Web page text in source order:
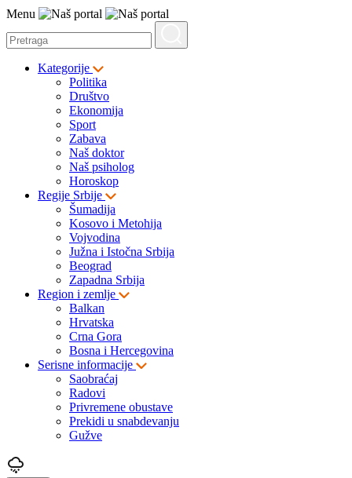
Menu
Kategorije
Politika
Društvo
Ekonomija
Sport
Zabava
Naš doktor
Naš psiholog
Horoskop
Regije Srbije
Šumadija
Kosovo i Metohija
Vojvodina
Južna i Istočna Srbija
Beograd
Zapadna Srbija
Region i zemlje
Balkan
Hrvatska
Crna Gora
Bosna i Hercegovina
Serisne informacije
Saobraćaj
Radovi
Privremene obustave
Prekidi u snabdevanju
Gužve